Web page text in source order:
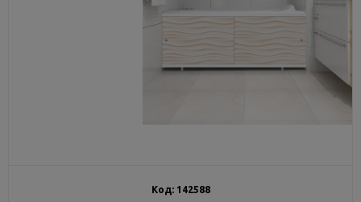
Код: 142588